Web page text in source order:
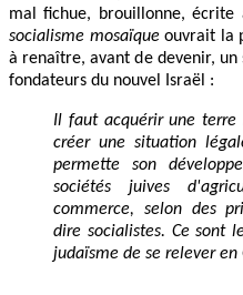
mal fichue, brouillonne,
socialisme mosaïqueouvrait la
à renaître, avant de devenir,
fondateurs du nouvel Israël :
Il faut acquérir une
créer une situation
permette son
sociétés juives
commerce, selon des
dire socialistes. Ce sont
judaïsme de se relever en